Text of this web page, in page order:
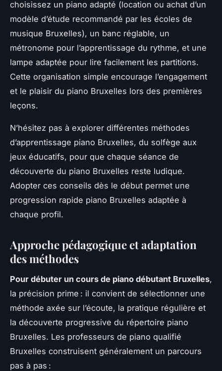
choisissez un piano adapté (location ou achat d’un
modèle d’étude recommandé par les écoles de
musique Bruxelles), un banc réglable, un
métronome pour l’apprentissage du rythme, et une
lampe adaptée pour lire facilement les partitions.
Cette organisation simple encourage l’engagement
et le plaisir du piano Bruxelles lors des premières
leçons.
N’hésitez pas à explorer différentes méthodes
d’apprentissage piano Bruxelles, du solfège aux
jeux éducatifs, pour que chaque séance de
découverte du piano Bruxelles reste ludique.
Adopter ces conseils dès le début permet une
progression rapide piano Bruxelles adaptée à
chaque profil.
Approche pédagogique et adaptation
des méthodes
Pour débuter un cours de piano débutant Bruxelles,
la précision prime : il convient de sélectionner une
méthode axée sur l’écoute, la pratique régulière et
la découverte progressive du répertoire piano
Bruxelles. Les professeurs de piano qualifié
Bruxelles construisent généralement un parcours
pas à pas :